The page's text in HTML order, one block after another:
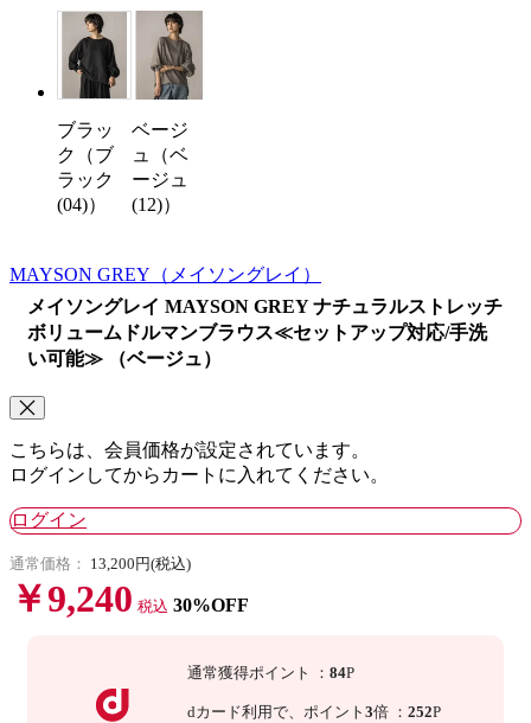
ブラッ
ク（ブ
ラック
(04)）
ベージ
ュ（ベ
ージュ
(12)）
MAYSON GREY （メイソングレイ）
メイソングレイ MAYSON GREY ナチュラルストレッチ
ボリュームドルマンブラウス≪セットアップ対応/手洗
い可能≫ （ベージュ）
こちらは、会員価格が設定されています。
ログインしてからカートに入れてください。
ログイン
通常価格： 13,200円(税込)
￥9,240 税込 30%OFF
通常獲得ポイント ： 84P
dカード利用で、 ポイント 3倍 ： 252P